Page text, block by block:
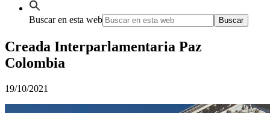
Buscar en esta web
Creada Interparlamentaria Paz
Colombia
19/10/2021